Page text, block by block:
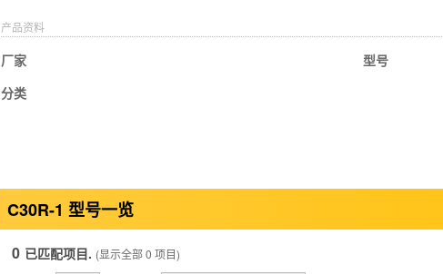
产品资料
厂家
分类
型号
C30R-1 型号一览
0 已匹配项目. (显示全部 0 项目)